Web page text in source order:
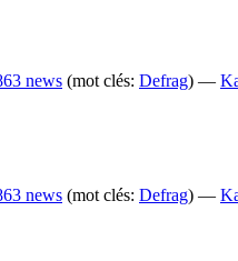
(mot clés: Defrag) —
(mot clés: Defrag) —